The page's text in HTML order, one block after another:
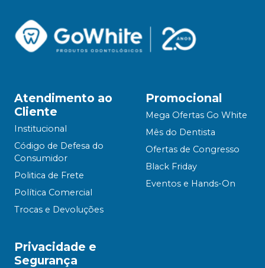
Atendimento ao
Cliente
Institucional
Código de Defesa do
Consumidor
Politica de Frete
Política Comercial
Trocas e Devoluções
Promocional
Mega Ofertas Go White
Mês do Dentista
Ofertas de Congresso
Black Friday
Eventos e Hands-On
Privacidade e
Segurança